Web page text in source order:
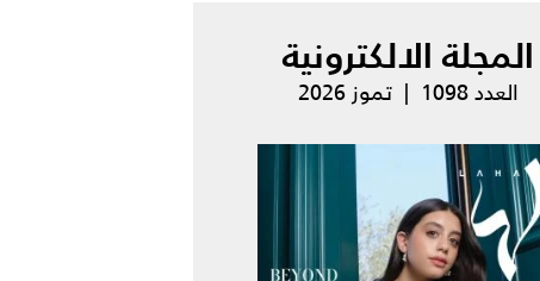
المجلة الالكترونية
العدد 1098 | تموز 2026